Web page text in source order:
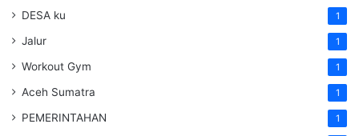
DESA ku 1
Jalur 1
Workout Gym 1
Aceh Sumatra 1
PEMERINTAHAN 1